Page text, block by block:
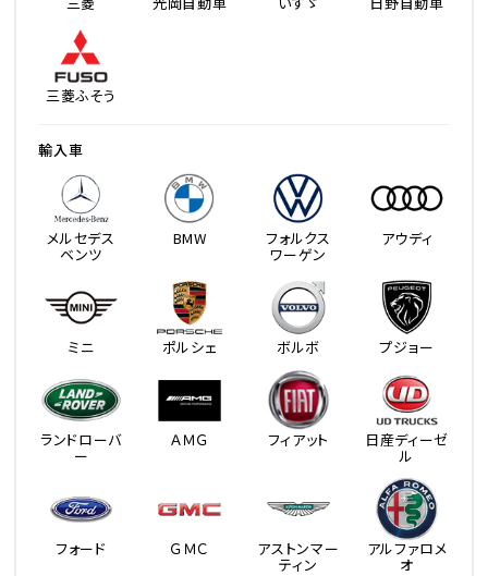
三菱ふそう
輸入車
メルセデス
ベンツ
BMW フォルクス
ワーゲン
アウディ
ミニ ポルシェ ボルボ プジョー
ランドローバ
ー
ＡＭＧ フィアット 日産ディーゼ
ル
フォード ＧＭＣ アストンマー
ティン
アルファロメ
オ